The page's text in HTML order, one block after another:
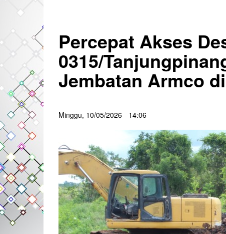
Percepat Akses
0315/
Jembatan Armco
Minggu, 10/05/2026 - 14:06